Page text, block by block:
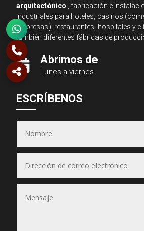
arquitectónico , fabricación e
industriales para hoteles, casinos
empresas), restaurantes, hospitales y
también diferentes fábricas de
 Abrimos de
Lunes a viernes
ESCRÍBENOS
● En línea ahora
(Puedes seleccionar varios)